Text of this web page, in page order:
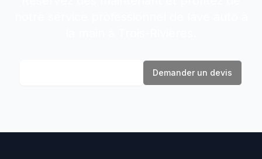
Demander un devis